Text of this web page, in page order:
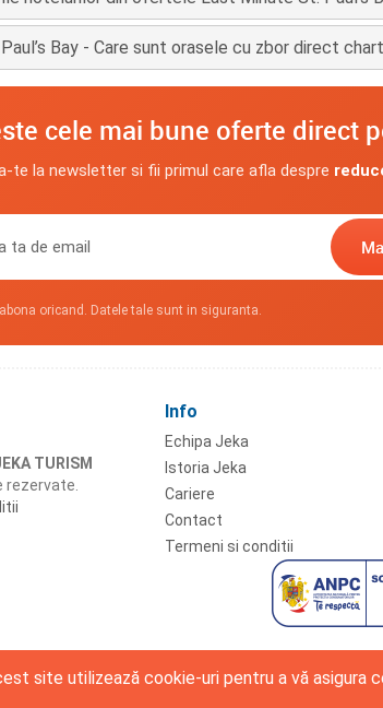
site utilizează cookie-uri pentru a vă asigura
Bay - Care sunt orasele cu zbor direct
cele mai bune oferte direct
te la newsletter si fii primul care afla despre
oricand. Datele tale sunt in siguranta.
TURISM
rezervate.
Info
Echipa Jeka
Istoria Jeka
Cariere
Contact
Termeni si conditii